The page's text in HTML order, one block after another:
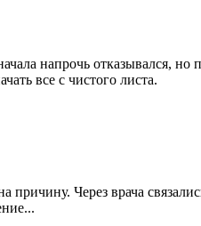
напрочь отказывался, но
все с чистого листа.
Через врача